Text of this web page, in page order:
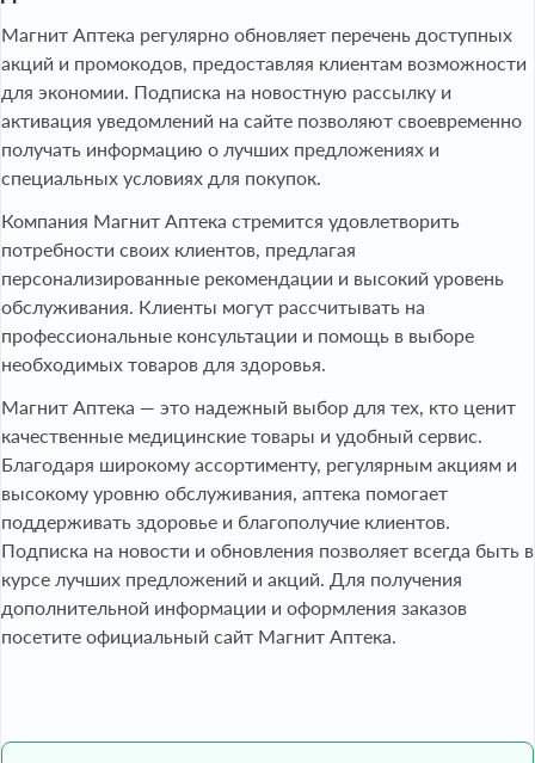
Магнит Аптека регулярно обновляет перечень доступных
акций и промокодов, предоставляя клиентам возможности
для экономии. Подписка на новостную рассылку и
активация уведомлений на сайте позволяют своевременно
получать информацию о лучших предложениях и
специальных условиях для покупок.
Компания Магнит Аптека стремится удовлетворить
потребности своих клиентов, предлагая
персонализированные рекомендации и высокий уровень
обслуживания. Клиенты могут рассчитывать на
профессиональные консультации и помощь в выборе
необходимых товаров для здоровья.
Магнит Аптека — это надежный выбор для тех, кто ценит
качественные медицинские товары и удобный сервис.
Благодаря широкому ассортименту, регулярным акциям и
высокому уровню обслуживания, аптека помогает
поддерживать здоровье и благополучие клиентов.
Подписка на новости и обновления позволяет всегда быть в
курсе лучших предложений и акций. Для получения
дополнительной информации и оформления заказов
посетите официальный сайт Магнит Аптека.